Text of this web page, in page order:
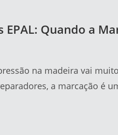
Quando a
na madeira vai
a marcação é